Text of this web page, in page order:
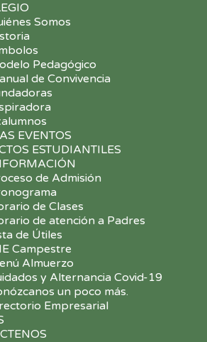
Somos
Pedagógico
de Convivencia
EVENTOS
ESTUDIANTILES
de Admisión
de Clases
de atención a Padres
de Útiles
Campestre
Almuerzo
y Alternancia Covid-19
un poco más.
Empresarial